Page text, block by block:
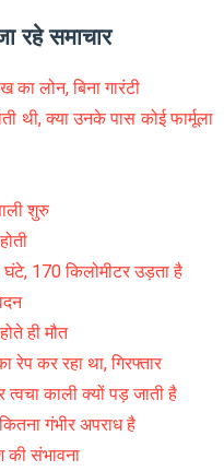
रहे समाचार
लोन, बिना गारंटी
थी, क्या उनके पास कोई फार्मूला
शुरु
170 किलोमीटर उड़ता है
ही मौत
रेप कर रहा था, गिरफ्तार
काली क्यों पड़ जाती है
गंभीर अपराध है
की संभावना